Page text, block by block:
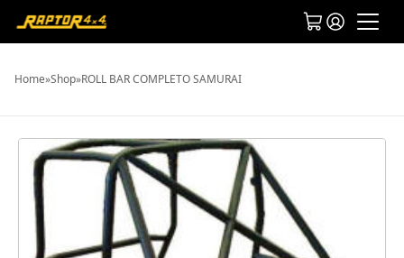
Home»Shop»ROLL BAR COMPLETO SAMURAI